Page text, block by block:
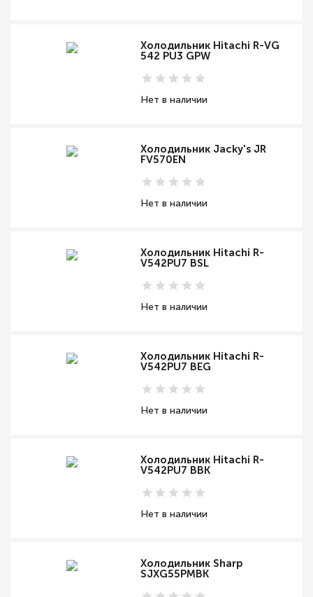
Холодильник Hitachi R-VG
542 PU3 GPW
Нет в наличии
Холодильник Jacky's JR
FV570EN
Нет в наличии
Холодильник Hitachi R-
V542PU7 BSL
Нет в наличии
Холодильник Hitachi R-
V542PU7 BEG
Нет в наличии
Холодильник Hitachi R-
V542PU7 BBK
Нет в наличии
Холодильник Sharp
SJXG55PMBK